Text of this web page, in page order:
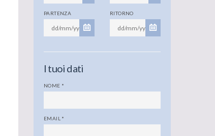
PARTENZA RITORNO
I tuoi dati
NOME *
EMAIL *